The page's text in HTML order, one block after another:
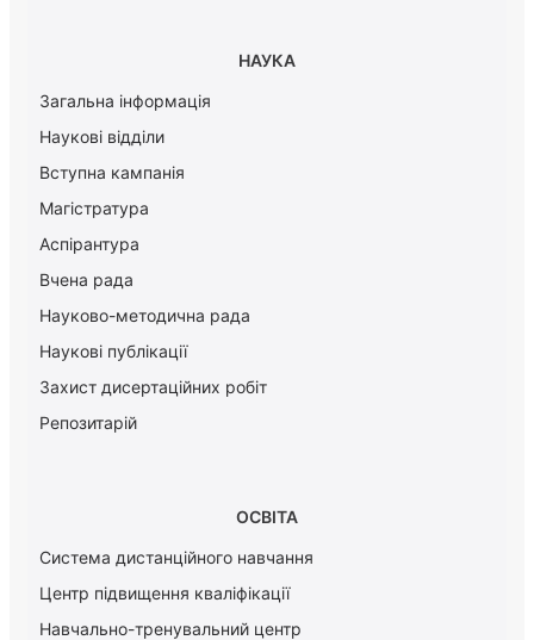
НАУКА
Загальна інформація
Наукові відділи
Вступна кампанія
Магістратура
Аспірантура
Вчена рада
Науково-методична рада
Наукові публікації
Захист дисертаційних робіт
Репозитарій
ОСВІТА
Система дистанційного навчання
Центр підвищення кваліфікації
Навчально-тренувальний центр